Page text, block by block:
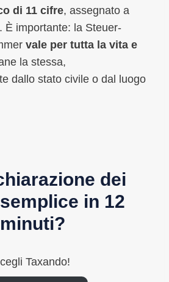
di 11 cifre, assegnato a
È importante: la Steuer-
vale per tutta la vita e
la stessa,
dallo stato civile o dal luogo
dei
in 12
minuti?
Taxando!